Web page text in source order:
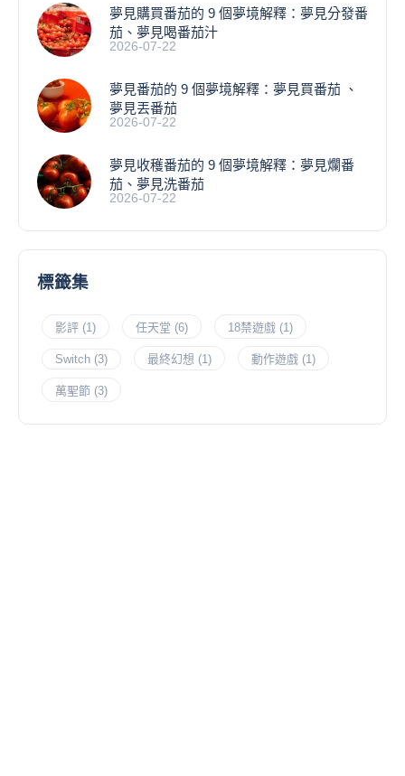
夢見購買番茄的 9 個夢境解釋：夢見分發番
茄、夢見喝番茄汁
2026-07-22
夢見番茄的 9 個夢境解釋：夢見買番茄 、
夢見丟番茄
2026-07-22
夢見收穫番茄的 9 個夢境解釋：夢見爛番
茄、夢見洗番茄
2026-07-22
標籤集
影評 (1) 任天堂 (6) 18禁遊戲 (1)
Switch (3) 最終幻想 (1) 動作遊戲 (1)
萬聖節 (3)